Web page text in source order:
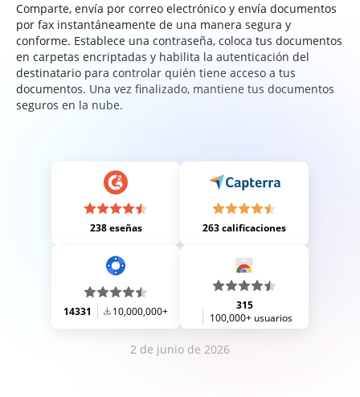
Comparte, envía por correo electrónico y envía documentos
por fax instantáneamente de una manera segura y
conforme. Establece una contraseña, coloca tus documentos
en carpetas encriptadas y habilita la autenticación del
destinatario para controlar quién tiene acceso a tus
documentos. Una vez finalizado, mantiene tus documentos
seguros en la nube.
238 eseñas 263 calificaciones
14331 10,000,000+
315
100,000+ usuarios
2 de junio de 2026